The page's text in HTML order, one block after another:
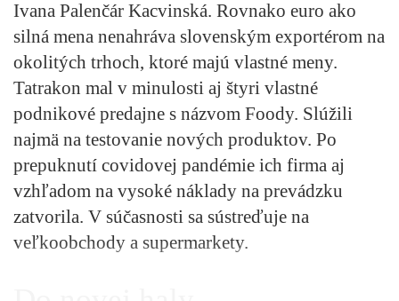
Ivana Palenčár Kacvinská. Rovnako euro ako
silná mena nenahráva slovenským exportérom na
okolitých trhoch, ktoré majú vlastné meny.
Tatrakon mal v minulosti aj štyri vlastné
podnikové predajne s názvom Foody. Slúžili
najmä na testovanie nových produktov. Po
prepuknutí covidovej pandémie ich firma aj
vzhľadom na vysoké náklady na prevádzku
zatvorila. V súčasnosti sa sústreďuje na
veľkoobchody a supermarkety.